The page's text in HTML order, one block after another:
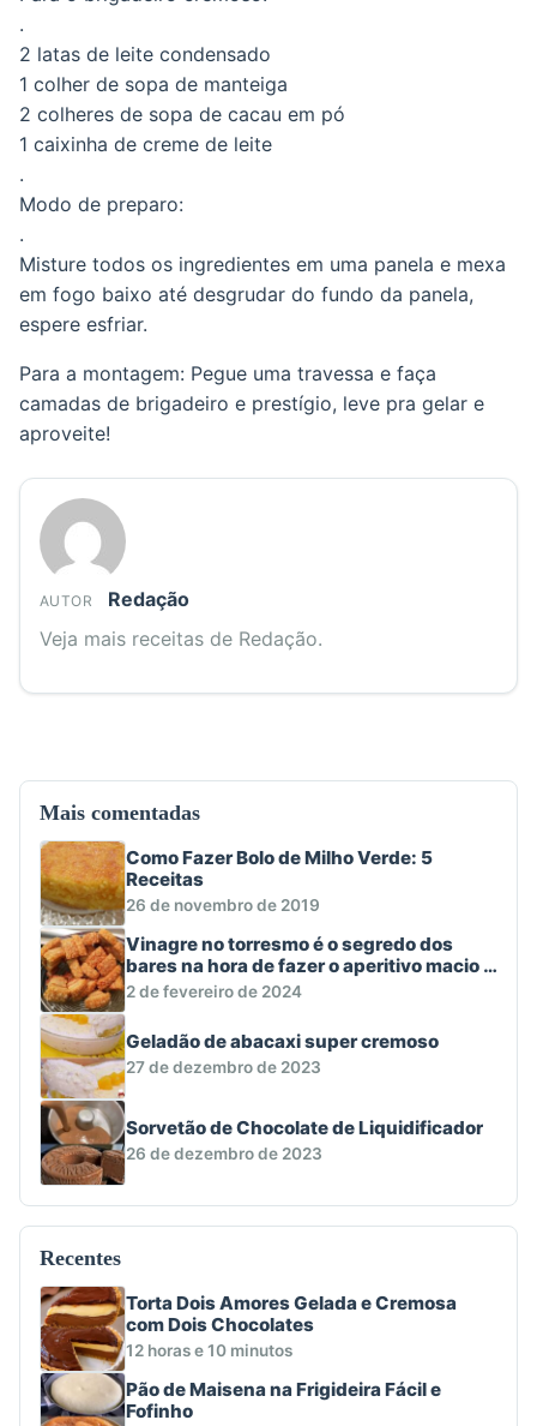
.
2 latas de leite condensado
1 colher de sopa de manteiga
2 colheres de sopa de cacau em pó
1 caixinha de creme de leite
.
Modo de preparo:
.
Misture todos os ingredientes em uma panela e mexa
em fogo baixo até desgrudar do fundo da panela,
espere esfriar.
Para a montagem: Pegue uma travessa e faça
camadas de brigadeiro e prestígio, leve pra gelar e
aproveite!
AUTOR
Redação
Veja mais receitas de Redação.
Mais comentadas
Como Fazer Bolo de Milho Verde: 5
Receitas
26 de novembro de 2019
Vinagre no torresmo é o segredo dos
bares na hora de fazer o aperitivo macio e
crocante
2 de fevereiro de 2024
Geladão de abacaxi super cremoso
27 de dezembro de 2023
Sorvetão de Chocolate de Liquidificador
26 de dezembro de 2023
Recentes
Torta Dois Amores Gelada e Cremosa
com Dois Chocolates
12 horas e 10 minutos
Pão de Maisena na Frigideira Fácil e
Fofinho